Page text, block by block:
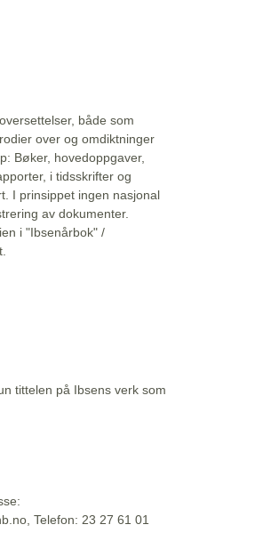
både som
over og omdiktninger
Bøker, hovedoppgaver,
i tidsskrifter og
I prinsippet ingen nasjonal
av dokumenter.
i "Ibsenårbok" /
tittelen på Ibsens verk som
Telefon: 23 27 61 01